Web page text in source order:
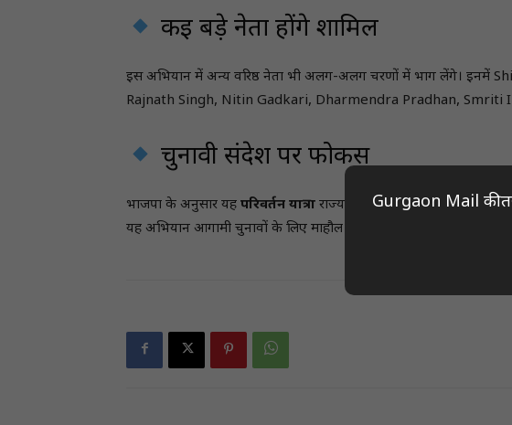
कई बड़े नेता होंगे शामिल
इस अभियान में अन्य वरिष्ठ नेता भी अलग-अलग चरणों में भाग लेंगे। इनमें
Rajnath Singh, Nitin Gadkari, Dharmendra Pradhan, Smriti
चुनावी संदेश पर फोकस
भाजपा के अनुसार यह परिवर्तन यात्रा राज्य में संगठन को मजबूत करने और
यह अभियान आगामी चुनावों के लिए माहौल तैयार करेगा।
Gurgaon Mail की